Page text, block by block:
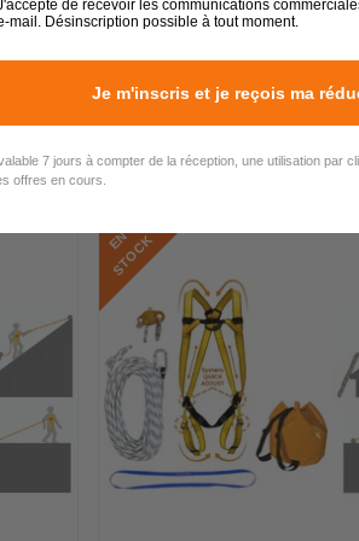
et sécurité
E
N
S
T
O
C
K
de recevoir les communications
mail. Désinscription possible à tout moment.
Je m'inscris et je reçois ma
7 jours à compter de la réception, une utilisation par
offres en cours.